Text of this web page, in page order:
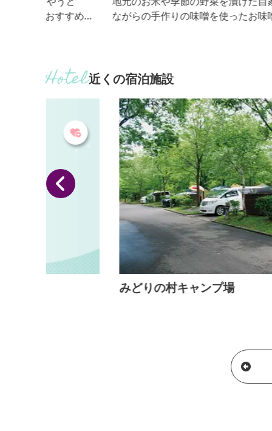
ながらの手作りの味噌を使ったお味噌汁は身体が喜
日：木曜日近くの宿泊施設
みどりの村キャンプ場